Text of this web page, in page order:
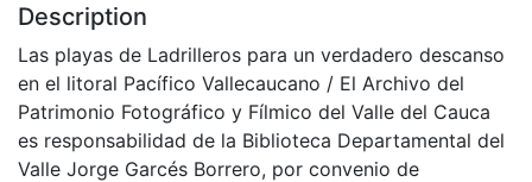
Description
Las playas de Ladrilleros para un verdadero descanso
en el litoral Pacífico Vallecaucano / El Archivo del
Patrimonio Fotográfico y Fílmico del Valle del Cauca
es responsabilidad de la Biblioteca Departamental del
Valle Jorge Garcés Borrero, por convenio de